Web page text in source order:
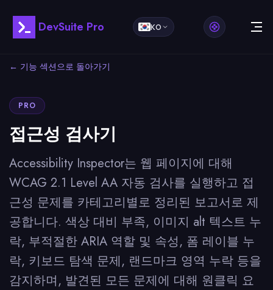
DevSuite Pro KO
← 기능 섹션으로 돌아가기
PRO
접근성 검사기
Accessibility Inspector는 웹 페이지에 대해
WCAG 2.1 Level AA 자동 검사를 실행하고 접
근성 문제를 카테고리별로 정리된 보고서로 제
공합니다. 색상 대비 부족, 이미지 alt 텍스트 누
락, 부적절한 ARIA 역할 및 속성, 폼 레이블 누
락, 키보드 탐색 문제, 랜드마크 영역 누락 등을
감지하며, 발견된 모든 문제에 대해 원클릭 요